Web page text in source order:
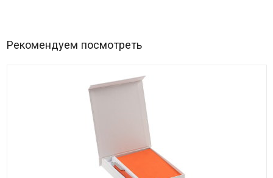
Рекомендуем посмотреть